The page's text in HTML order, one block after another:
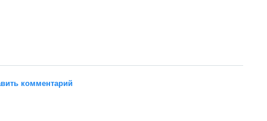
комментарий